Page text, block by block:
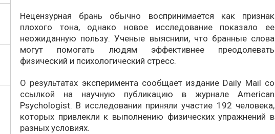
Нецензурная брань обычно воспринимается как признак
плохого тона, однако новое исследование показало ее
неожиданную пользу. Ученые выяснили, что бранные слова
могут помогать людям эффективнее преодолевать
физический и психологический стресс.
О результатах эксперимента сообщает издание Daily Mail со
ссылкой на научную публикацию в журнале American
Psychologist. В исследовании приняли участие 192 человека,
которых привлекли к выполнению физических упражнений в
разных условиях.